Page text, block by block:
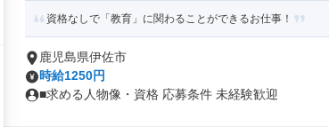
資格なしで「教育」に関わることができるお仕事！
鹿児島県伊佐市
時給1250円
■求める人物像・資格 応募条件 未経験歓迎